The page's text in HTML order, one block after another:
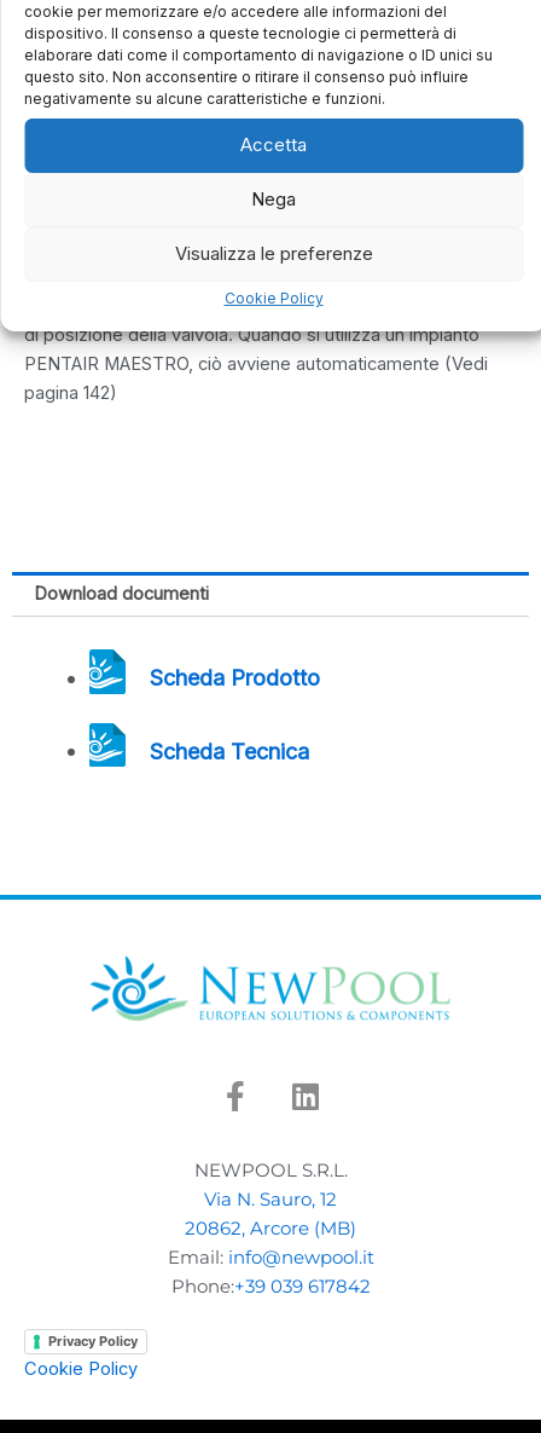
cookie per memorizzare e/o accedere alle informazioni del
dispositivo. Il consenso a queste tecnologie ci permetterà di
elaborare dati come il comportamento di navigazione o ID unici su
questo sito. Non acconsentire o ritirare il consenso può influire
negativamente su alcune caratteristiche e funzioni.
Accetta
Nega
Visualizza le preferenze
Cookie Policy
ProValve è una valvola ad azionamento pneumatico con due
funzionalità:
• Nella posizione “filtro”, il flusso della pompa è indirizzato
Si consiglia di arrestare la pompa del filtro durante il cambio
di posizione della valvola. Quando si utilizza un impianto
PENTAIR MAESTRO, ciò avviene automaticamente (Vedi
pagina 142)
Download documenti
Scheda Prodotto
Scheda Tecnica
NEWPOOL S.R.L.
Via N. Sauro, 12
20862, Arcore (MB)
Email: info@newpool.it
Phone:+39 039 617842
Privacy Policy
Cookie Policy
a
e
b
o
o
k
i
k
e
d
i
n